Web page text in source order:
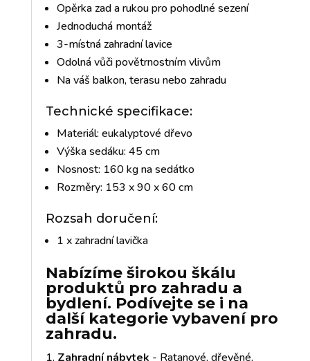
Opěrka zad a rukou pro pohodlné sezení
Jednoduchá montáž
3-místná zahradní lavice
Odolná vůči povětrnostním vlivům
Na váš balkon, terasu nebo zahradu
Technické specifikace:
Materiál: eukalyptové dřevo
Výška sedáku: 45 cm
Nosnost: 160 kg na sedátko
Rozměry: 153 x 90 x 60 cm
Rozsah doručení:
1 x zahradní lavička
Nabízíme širokou škálu
produktů pro zahradu a
bydlení. Podívejte se i na
další kategorie vybavení pro
zahradu.
Zahradní nábytek - Ratanové, dřevěné,